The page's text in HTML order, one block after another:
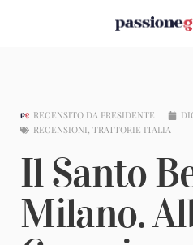
RECENSITO DA PRESIDENTE
RECENSIONI, TRATTORIE ITALIA
Il Santo
Milano.